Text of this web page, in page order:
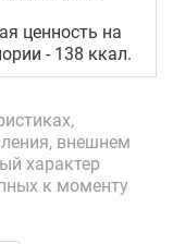
ценность на
- 138 ккал.
внешнем
характер
к моменту